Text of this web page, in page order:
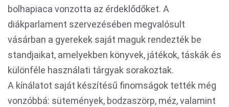
bolhapiaca vonzotta az érdeklődőket. A
diákparlament szervezésében megvalósult
vásárban a gyerekek saját maguk rendezték be
standjaikat, amelyekben könyvek, játékok, táskák és
különféle használati tárgyak sorakoztak.
A kínálatot saját készítésű finomságok tették még
vonzóbbá: sütemények, bodzaszörp, méz, valamint